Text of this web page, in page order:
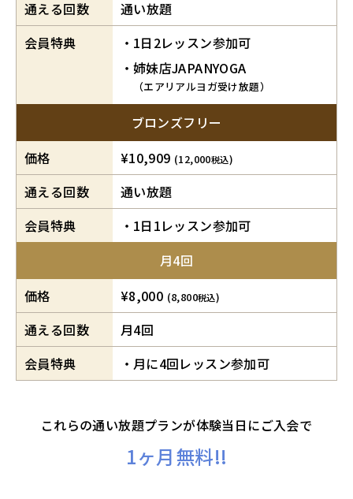
通える回数
通い放題
会員特典
1日2レッスン参加可
姉妹店JAPANYOGA
（エアリアルヨガ受け放題）
ブロンズフリー
価格
¥10,909 (12,000税込)
通える回数
通い放題
会員特典
1日1レッスン参加可
月4回
価格
¥8,000 (8,800税込)
通える回数
月4回
会員特典
月に4回レッスン参加可
これらの通い放題プランが体験当日にご入会で
1ヶ月無料!!